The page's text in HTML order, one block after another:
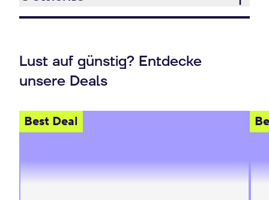
Lust auf günstig? Entdecke
unsere Deals
Best Deal